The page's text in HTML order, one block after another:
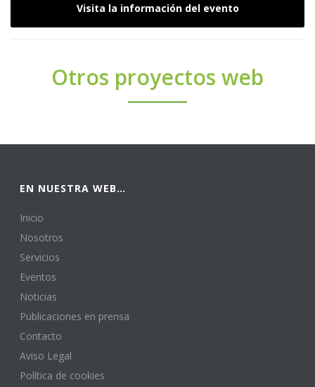
Visita la información del evento
Otros proyectos web
EN NUESTRA WEB…
Inicio
Nosotros
Servicios
Eventos
Noticias
Publicaciones en prensa
Contacto
Aviso Legal
Política de cookies